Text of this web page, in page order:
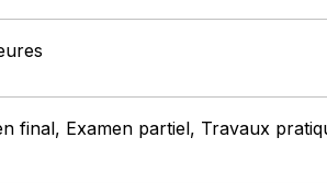
final, Examen partiel, Travaux